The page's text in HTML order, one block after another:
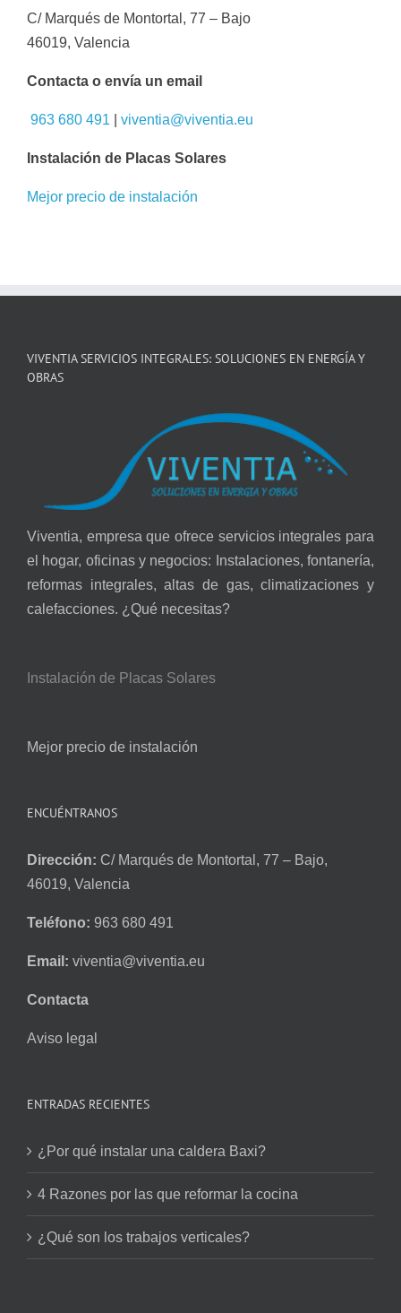
C/ Marqués de Montortal, 77 – Bajo
46019, Valencia
Contacta o envía un email
963 680 491 viventia@viventia.eu
Instalación de Placas Solares
Mejor precio de instalación
VIVENTIA SERVICIOS INTEGRALES: SOLUCIONES EN ENERGÍA Y
OBRAS
Viventia, empresa que ofrece servicios integrales para
el hogar, oficinas y negocios: Instalaciones, fontanería,
reformas integrales, altas de gas, climatizaciones y
calefacciones. ¿Qué necesitas?
Instalación de Placas Solares
Mejor precio de instalación
ENCUÉNTRANOS
Dirección: C/ Marqués de Montortal, 77 – Bajo,
46019, Valencia
Teléfono: 963 680 491
Email: viventia@viventia.eu
Contacta
Aviso legal
ENTRADAS RECIENTES
¿Por qué instalar una caldera Baxi?
4 Razones por las que reformar la cocina
¿Qué son los trabajos verticales?